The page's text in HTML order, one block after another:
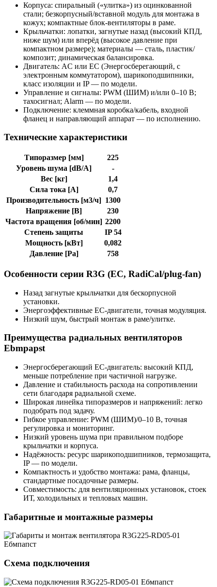
Корпуса: спиральный («улитка») из оцинкованной
стали; безкорпусный/вставной модуль для монтажа в
кожух; компактные блок-вентиляторы в раме.
Крыльчатки: лопатки, загнутые назад (высокий КПД,
ниже шум) или вперёд (высокое давление при
компактном размере); материалы — сталь, пластик/
композит; динамическая балансировка.
Двигатель: AC или EC (Энергосберегающий, с
электронным коммутатором), шарикоподшипники,
класс изоляции и IP — по модели.
Управление и сигналы: PWM (ШИМ) и/или 0–10 В;
тахосигнал; Alarm — по модели.
Подключение: клеммная коробка/кабель, входной
фланец и направляющий аппарат — по исполнению.
Технические характеристики
Типоразмер [мм]
225
Уровень шума [dB/A]
-
Вес [кг]
1,4
Сила тока [A]
0,7
Производительность [м3/ч] 1300
Напряжение [В]
230
Частота вращения [об/мин] 2200
Степень защиты
IP 54
Мощность [кВт]
0,082
Давление [Pa]
758
Особенности серии R3G (EC, RadiCal/plug-fan)
Назад загнутые крыльчатки для бескорпусной
установки.
Энергоэффективные EC-двигатели, точная модуляция.
Низкий шум, быстрый монтаж в раме/улитке.
Преимущества радиальных вентиляторов
Ebmpapst
Энергосберегающий EC-двигатель: высокий КПД,
меньше потребление при частичной нагрузке.
Давление и стабильность расхода на сопротивлении
сети благодаря радиальной схеме.
Широкая линейка типоразмеров и напряжений: легко
подобрать под задачу.
Гибкое управление: PWM (ШИМ)/0–10 В, точная
регулировка и мониторинг.
Низкий уровень шума при правильном подборе
крыльчатки и корпуса.
Надёжность: ресурс шарикоподшипников, термозащита,
IP — по модели.
Компактность и удобство монтажа: рама, фланцы,
стандартные посадочные размеры.
Совместимость: для вентиляционных установок, стоек
ИТ, холодильных и тепловых машин.
Габаритные и монтажные размеры
Схема подключения